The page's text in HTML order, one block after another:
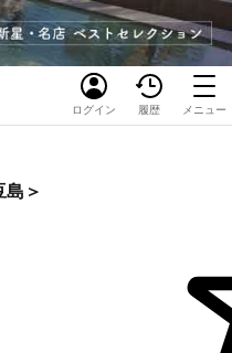
ログイン 履歴 メニュー
＞